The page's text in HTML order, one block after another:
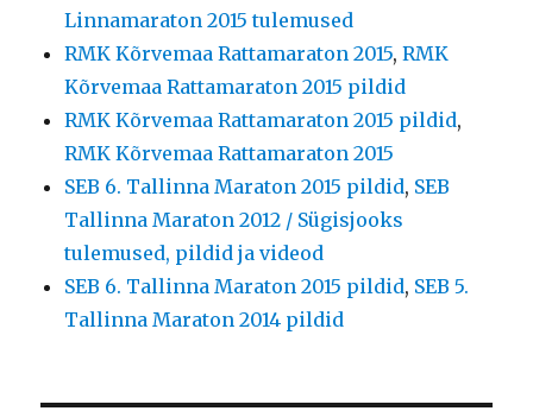
Linnamaraton 2015 tulemused
RMK Kõrvemaa Rattamaraton 2015,RMK
Kõrvemaa Rattamaraton 2015 pildid
RMK Kõrvemaa Rattamaraton 2015 pildid,
RMK Kõrvemaa Rattamaraton 2015
SEB 6. Tallinna Maraton 2015 pildid, SEB
Tallinna Maraton 2012 / Sügisjooks
tulemused, pildid ja videod
SEB 6. Tallinna Maraton 2015 pildid, SEB 5.
Tallinna Maraton 2014 pildid